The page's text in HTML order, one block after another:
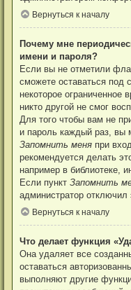
Вернуться к началу
Почему мне
имени и пароля?
Если вы не отметили
сможете оставаться под
некоторое ограниченное
никто другой не смог
Для того чтобы вам не
и пароль каждый раз, вы
Запомнить меня при
рекомендуется делать
например в библиотеке,
Если пунктЗапомнить
администратор
Вернуться к началу
Что делает функция
Она удаляет все
оставаться
выполняют другие